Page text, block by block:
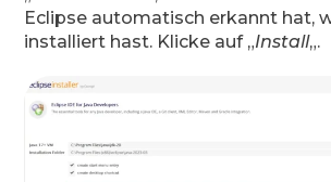
Eclipse automatisch erkannt hat,
installiert hast. Klicke auf „Install„.